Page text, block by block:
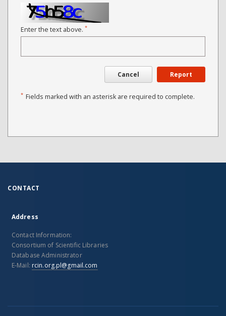
Enter the text above. *
Cancel Report
* Fields marked with an asterisk are required to complete.
CONTACT
Address
Contact Information:
Consortium of Scientific Libraries
Database Administrator
E-Mail: rcin.org.pl@gmail.com